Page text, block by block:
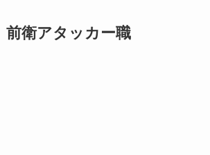
前衛アタッカー職